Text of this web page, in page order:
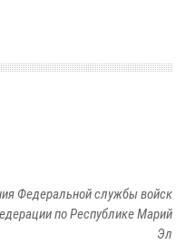
Федеральной службы войск
по Республике Марий
Эл